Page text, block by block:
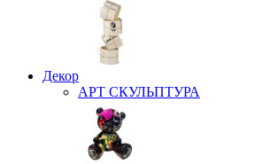
Декор
АРТ СКУЛЬПТУРА